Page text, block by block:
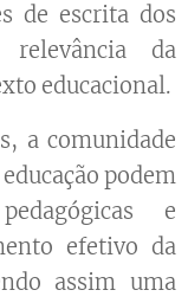
de escrita dos
relevância da
educacional.
a comunidade
podem
e
efetivo da
assim uma